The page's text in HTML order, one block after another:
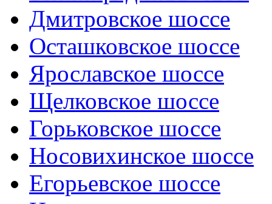
Дмитровское шоссе
Осташковское шоссе
Ярославское шоссе
Щелковское шоссе
Горьковское шоссе
Носовихинское шоссе
Егорьевское шоссе